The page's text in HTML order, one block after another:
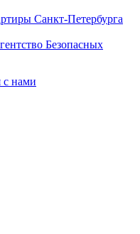
Санкт-Петербурга
Безопасных
с нами